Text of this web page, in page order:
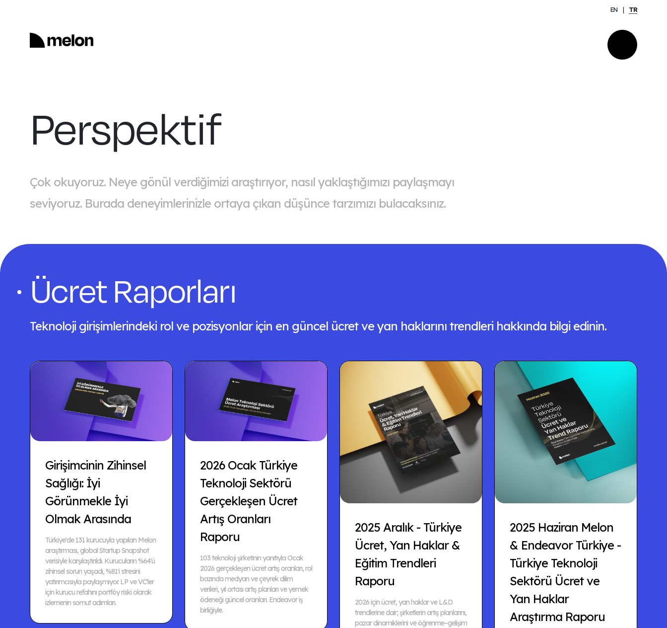
EN TR
Perspektif
Çok okuyoruz. Neye gönül verdiğimizi araştırıyor, nasıl yaklaştığımızı paylaşmayı
seviyoruz. Burada deneyimlerinizle ortaya çıkan düşünce tarzımızı bulacaksınız.
Ücret Raporları
Teknoloji girişimlerindeki rol ve pozisyonlar için en güncel ücret ve yan haklarını trendleri hakkında bilgi edinin.
Girişimcinin Zihinsel
Sağlığı: İyi
Görünmekle İyi
Olmak Arasında
Türkiye'de 131 kurucuyla yapılan Melon
araştırması, global Startup Snapshot
verisiyle karşılaştırıldı. Kurucuların %64'ü
zihinsel sorun yaşadı, %81'i stresini
yatırımcısıyla paylaşmıyor. LP ve VC'ler
için kurucu refahını portföy riski olarak
izlemenin somut adımları.
2026 Ocak Türkiye
Teknoloji Sektörü
Gerçekleşen Ücret
Artış Oranları
Raporu
103 teknoloji şirketinin yanıtıyla Ocak
2026 gerçekleşen ücret artış oranları, rol
bazında medyan ve çeyrek dilim
verileri, yıl ortası artış planları ve yemek
ödeneği güncel oranları. Endeavor iş
birliğiyle.
2025 Aralık - Türkiye
Ücret, Yan Haklar &
Eğitim Trendleri
Raporu
2026 için ücret, yan haklar ve L&D
trendlerine dair; şirketlerin artış planlarını,
pazar dinamiklerini ve öğrenme–gelişim
2025 Haziran Melon
& Endeavor Türkiye -
Türkiye Teknoloji
Sektörü Ücret ve
Yan Haklar
Araştırma Raporu